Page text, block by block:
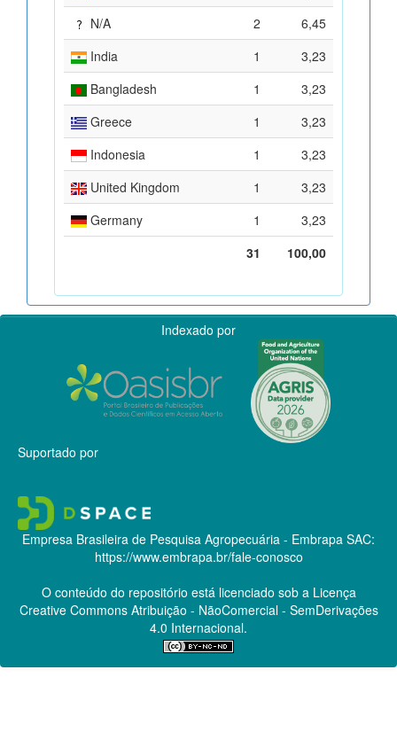
N/A
2
6,45
India
1
3,23
Bangladesh
1
3,23
Greece
1
3,23
Indonesia
1
3,23
United Kingdom
1
3,23
Germany
1
3,23
31
100,00
Indexado por
Suportado por
Empresa Brasileira de Pesquisa Agropecuária - Embrapa SAC:
https://www.embrapa.br/fale-conosco
O conteúdo do repositório está licenciado sob a Licença
Creative CommonsAtribuição - NãoComercial - SemDerivações
4.0 Internacional.